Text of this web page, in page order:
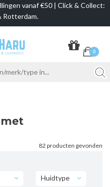
vanaf €50 | Click & Collect:
Rotterdam.
0
82 producten gevonden
Huidtype